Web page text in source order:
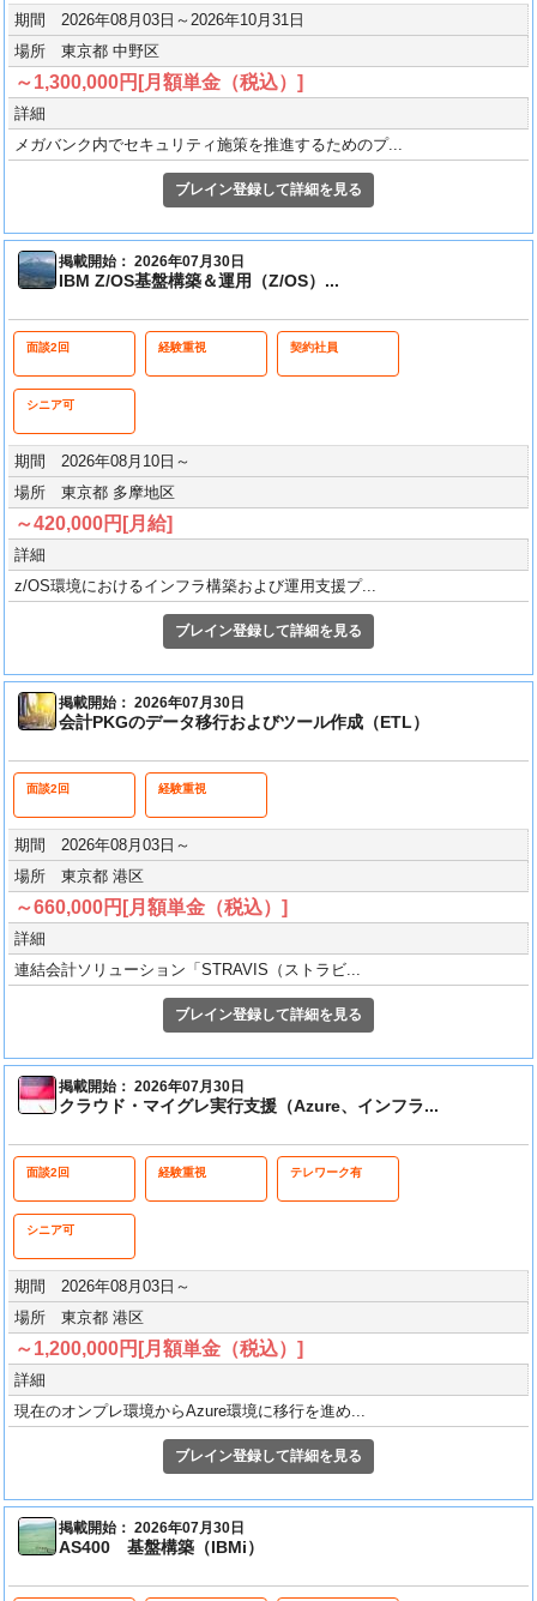
期間 2026年08月03日～2026年10月31日
場所 東京都 中野区
～1,300,000円[月額単金（税込）]
詳細
メガバンク内でセキュリティ施策を推進するためのプ...
ブレイン登録して詳細を見る
掲載開始： 2026年07月30日
IBM Z/OS基盤構築＆運用（Z/OS）...
面談2回 経験重視 契約社員
シニア可
期間 2026年08月10日～
場所 東京都 多摩地区
～420,000円[月給]
詳細
z/OS環境におけるインフラ構築および運用支援プ...
ブレイン登録して詳細を見る
掲載開始： 2026年07月30日
会計PKGのデータ移行およびツール作成（ETL）
面談2回 経験重視
期間 2026年08月03日～
場所 東京都 港区
～660,000円[月額単金（税込）]
詳細
連結会計ソリューション「STRAVIS（ストラビ...
ブレイン登録して詳細を見る
掲載開始： 2026年07月30日
クラウド・マイグレ実行支援（Azure、インフラ...
面談2回 経験重視 テレワーク有
シニア可
期間 2026年08月03日～
場所 東京都 港区
～1,200,000円[月額単金（税込）]
詳細
現在のオンプレ環境からAzure環境に移行を進め...
ブレイン登録して詳細を見る
掲載開始： 2026年07月30日
AS400 基盤構築（IBMi）